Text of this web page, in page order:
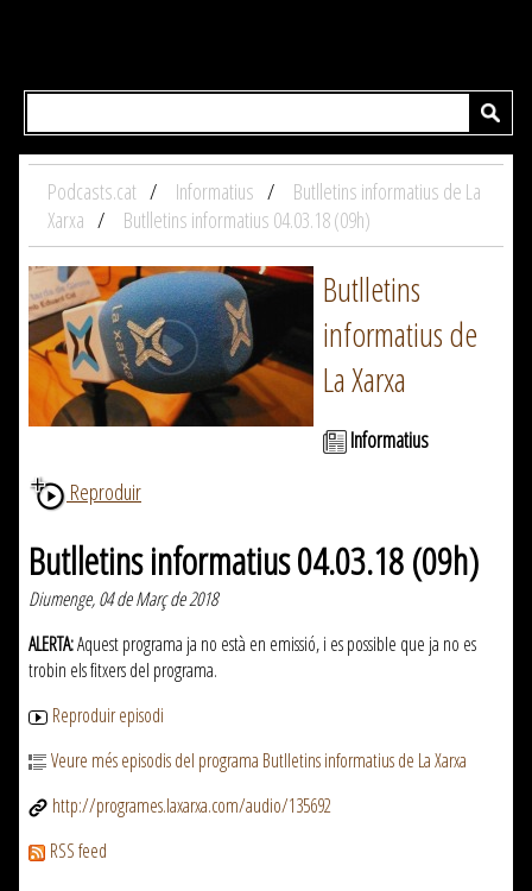
Podcasts.cat Informatius
Butlletins informatius de La
Xarxa
Butlletins informatius 04.03.18 (09h)
Butlletins
informatius de
La Xarxa
Informatius
Reproduir
Butlletins informatius 04.03.18 (09h)
Diumenge, 04 de Març de 2018
ALERTA:Aquest programa ja no està en emissió, i es possible que ja no es
trobin els fitxers del programa.
Reproduir episodi
Veure més episodis del programa Butlletins informatius de La Xarxa
http://programes.laxarxa.com/audio/135692
RSS feed